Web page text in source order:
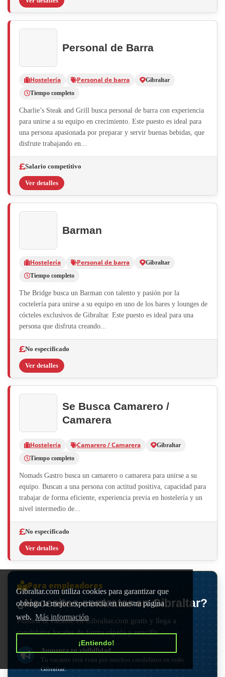
Gibraltar.com utiliza cookies para garantizar que
obtenga la mejor experiencia en nuestra página
web. Más información
¡Entiendo!
Personal de Barra
Hostelería Personal de barra
Gibraltar
Tiempo completo
Charlie’s Steak and Grill busca personal de barra con experiencia
para unirse a su equipo en crecimiento. Este puesto es ideal para
una persona apasionada por preparar y servir buenas bebidas, que
disfrute trabajando en...
Salario competitivo
Ver detalles
Barman
Hostelería Personal de barra
Gibraltar
Tiempo completo
The Bridge busca un Barman con talento y pasión por la
coctelería para unirse a su equipo en uno de los bares y lounges de
cócteles exclusivos de Gibraltar. Este puesto es ideal para una
persona que disfruta creando...
No especificado
Ver detalles
Se Busca Camarero /
Camarera
Hostelería Camarero / Camarera
Gibraltar
Tiempo completo
Nomads Gastro busca un camarero o camarera para unirse a su
equipo. Buscan a una persona con actitud positiva, capacidad para
trabajar de forma eficiente, experiencia previa en hostelería y un
nivel intermedio de...
No especificado
Ver detalles
Para empleadores
¿Necesitas contratar en Gibraltar?
Publica tu vacante en Gibraltar.com gratis y llega a
candidatos locales de forma rápida y sencilla.
Aumenta tu visibilidad
Tu vacante será vista por muchos candidatos en todo
Gibraltar.